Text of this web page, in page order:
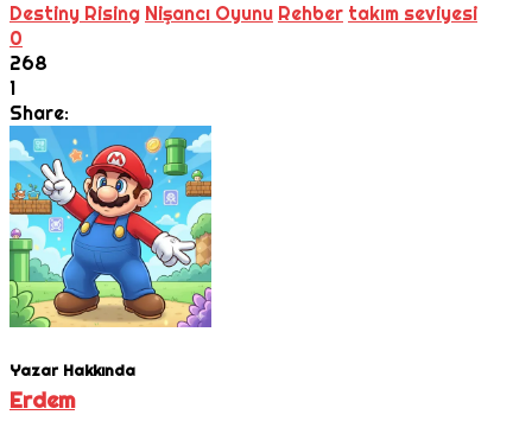
Destiny Rising Nişancı Oyunu Rehber takım seviyesi
0
268
1
Share:
Yazar Hakkında
Erdem